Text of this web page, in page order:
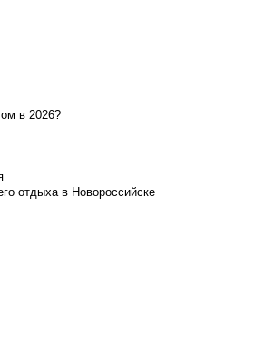
в 2026?
отдыха в Новороссийске